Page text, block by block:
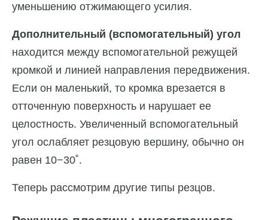
уменьшению отжимающего усилия.
Дополнительный (вспомогательный) угол
находится между вспомогательной режущей
кромкой и линией направления передвижения.
Если он маленький, то кромка врезается в
отточенную поверхность и нарушает ее
целостность. Увеличенный вспомогательный
угол ослабляет резцовую вершину, обычно он
равен 10−30˚.
Теперь рассмотрим другие типы резцов.